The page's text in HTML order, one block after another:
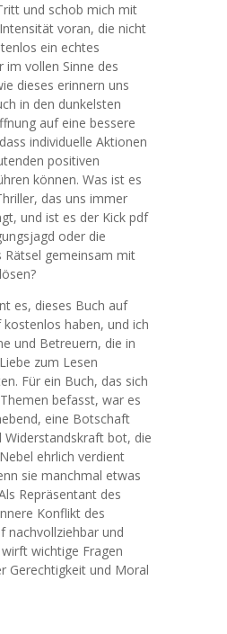
und schob mich mit
voran, die nicht
ein echtes
im vollen Sinne des
dieses erinnern uns
in den dunkelsten
auf eine bessere
individuelle Aktionen
positiven
können. Was ist es
das uns immer
und ist es der Kick pdf
oder die
Rätsel gemeinsam mit
es, dieses Buch auf
kostenlos haben, und ich
und Betreuern, die in
zum Lesen
Für ein Buch, das sich
befasst, war es
eine Botschaft
Widerstandskraft bot, die
ehrlich verdient
sie manchmal etwas
Repräsentant des
Konflikt des
nachvollziehbar und
wichtige Fragen
Gerechtigkeit und Moral